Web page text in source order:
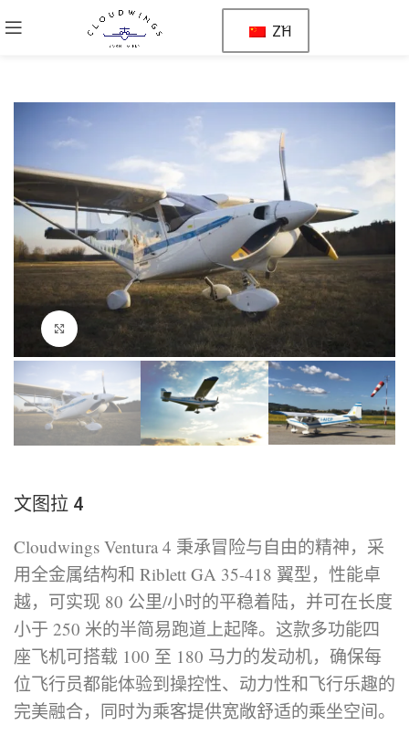
ZH
点击放大
文图拉 4
Cloudwings Ventura 4 秉承冒险与自由的精神，采
用全金属结构和 Riblett GA 35-418 翼型，性能卓
越，可实现 80 公里/小时的平稳着陆，并可在长度
小于 250 米的半简易跑道上起降。这款多功能四
座飞机可搭载 100 至 180 马力的发动机，确保每
位飞行员都能体验到操控性、动力性和飞行乐趣的
完美融合，同时为乘客提供宽敞舒适的乘坐空间。